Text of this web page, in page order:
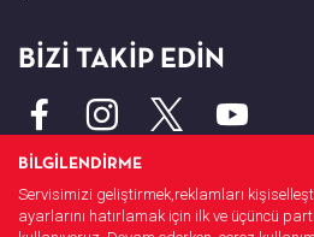
BİZİ TAKİP EDİN
BİLGİLENDİRME
Servisimizi geliştirmek,reklamları
ayarlarını hatırlamak için ilk ve üçüncü